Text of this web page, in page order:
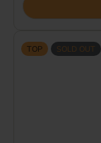
TOP SOLD OUT